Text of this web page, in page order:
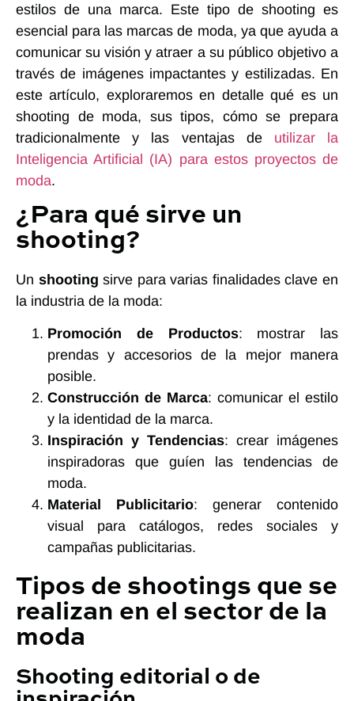
estilos de una marca. Este tipo de shooting es
esencial para las marcas de moda, ya que ayuda a
comunicar su visión y atraer a su público objetivo a
través de imágenes impactantes y estilizadas. En
este artículo, exploraremos en detalle qué es un
shooting de moda, sus tipos, cómo se prepara
tradicionalmente y las ventajas de utilizar la
Inteligencia Artificial (IA) para estos proyectos de
moda.
¿Para qué sirve un
shooting?
Un shooting sirve para varias finalidades clave en
la industria de la moda:
Promoción de Productos: mostrar las
prendas y accesorios de la mejor manera
posible.
Construcción de Marca: comunicar el estilo
y la identidad de la marca.
Inspiración y Tendencias: crear imágenes
inspiradoras que guíen las tendencias de
moda.
Material Publicitario: generar contenido
visual para catálogos, redes sociales y
campañas publicitarias.
Tipos de shootings que se
realizan en el sector de la
moda
Shooting editorial o de